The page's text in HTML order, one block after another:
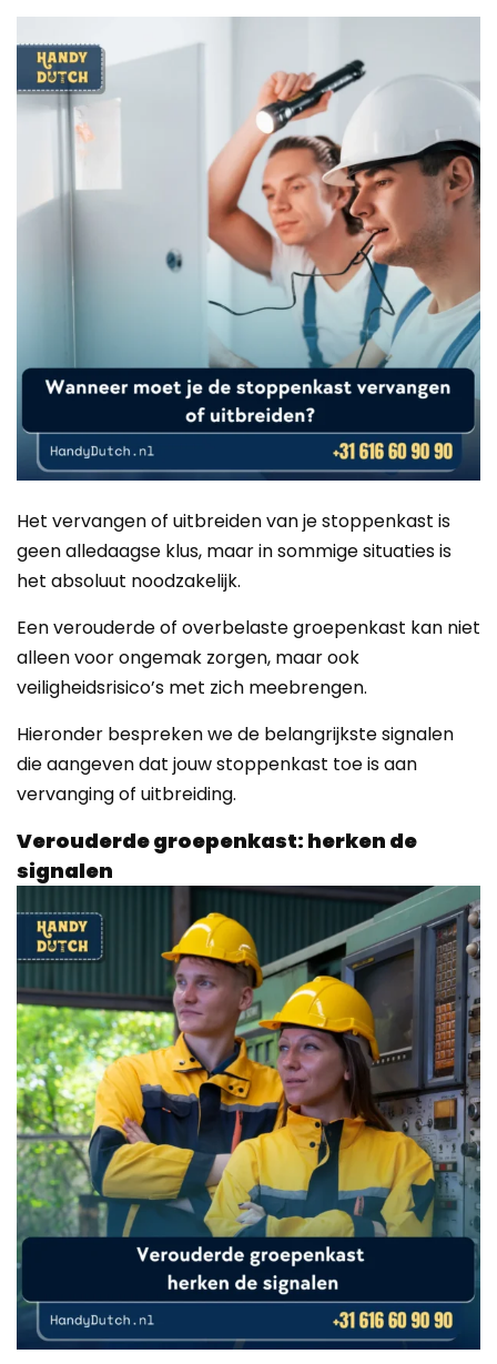
Het vervangen of uitbreiden van je stoppenkast is
geen alledaagse klus, maar in sommige situaties is
het absoluut noodzakelijk.
Een verouderde of overbelaste groepenkast kan niet
alleen voor ongemak zorgen, maar ook
veiligheidsrisico’s met zich meebrengen.
Hieronder bespreken we de belangrijkste signalen
die aangeven dat jouw stoppenkast toe is aan
vervanging of uitbreiding.
Verouderde groepenkast: herken de
signalen